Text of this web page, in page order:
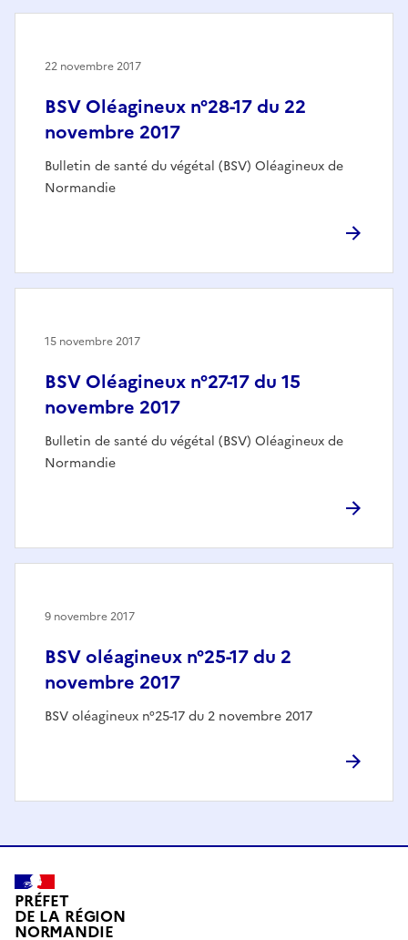
BSV Oléagineux n°28-17 du 22
novembre 2017
Bulletin de santé du végétal (BSV) Oléagineux de
Normandie
22 novembre 2017
BSV Oléagineux n°27-17 du 15
novembre 2017
Bulletin de santé du végétal (BSV) Oléagineux de
Normandie
15 novembre 2017
BSV oléagineux n°25-17 du 2
novembre 2017
BSV oléagineux n°25-17 du 2 novembre 2017
9 novembre 2017
PRÉFET
DE LA RÉGION
NORMANDIE